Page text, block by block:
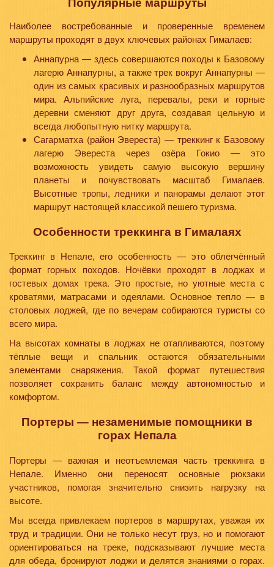
Наиболее востребованные и проверенные временем
маршруты проходят в двух ключевых районах Гималаев:
Аннапурна — здесь совершаются походы к Базовому
лагерю Аннапурны, а также трек вокруг Аннапурны —
один из самых красивых и разнообразных маршрутов
мира. Альпийские луга, перевалы, реки и горные
деревни сменяют друг друга, создавая цельную и
всегда любопытную нитку маршрута.
Сагарматха (район Эвереста) — треккинг к Базовому
лагерю Эвереста через озёра Гокио — это
возможность увидеть самую высокую вершину
планеты и почувствовать масштаб Гималаев.
Высотные тропы, ледники и панорамы делают этот
маршрут настоящей классикой пешего туризма.
Особенности треккинга в Гималаях
Треккинг в Непале, его особенность — это облегчённый
формат горных походов. Ночёвки проходят в лоджах и
гостевых домах трека. Это простые, но уютные места с
кроватями, матрасами и одеялами. Основное тепло — в
столовых лоджей, где по вечерам собираются туристы со
всего мира.
На высотах комнаты в лоджах не отапливаются, поэтому
тёплые вещи и спальник остаются обязательными
элементами снаряжения. Такой формат путешествия
позволяет сохранить баланс между автономностью и
комфортом.
Портеры — незаменимые помощники в
горах Непала
Портеры — важная и неотъемлемая часть треккинга в
Непале. Именно они переносят основные рюкзаки
участников, помогая значительно снизить нагрузку на
высоте.
Мы всегда привлекаем портеров в маршрутах, уважая их
труд и традиции. Они не только несут груз, но и помогают
ориентироваться на треке, подсказывают лучшие места
для обеда, бронируют лоджи и делятся знаниями о горах.